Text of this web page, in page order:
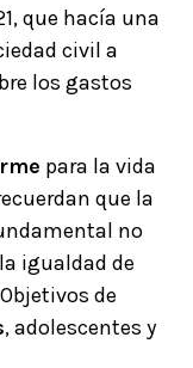
que hacía una
civil a
los gastos
para la vida
que la
no
igualdad de
de
, adolescentes y